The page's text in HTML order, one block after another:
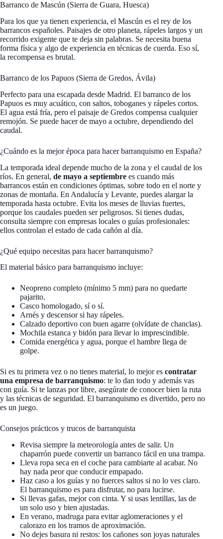
Barranco de Mascún (Sierra de Guara, Huesca)
Para los que ya tienen experiencia, el Mascún es el rey de los
barrancos españoles. Paisajes de otro planeta, rápeles largos y un
recorrido exigente que te deja sin palabras. Se necesita buena
forma física y algo de experiencia en técnicas de cuerda. Eso sí,
la recompensa es brutal.
Barranco de los Papuos (Sierra de Gredos, Ávila)
Perfecto para una escapada desde Madrid. El barranco de los
Papuos es muy acuático, con saltos, toboganes y rápeles cortos.
El agua está fría, pero el paisaje de Gredos compensa cualquier
remojón. Se puede hacer de mayo a octubre, dependiendo del
caudal.
¿Cuándo es la mejor época para hacer barranquismo en España?
La temporada ideal depende mucho de la zona y el caudal de los
ríos. En general, de mayo a septiembre es cuando más
barrancos están en condiciones óptimas, sobre todo en el norte y
zonas de montaña. En Andalucía y Levante, puedes alargar la
temporada hasta octubre. Evita los meses de lluvias fuertes,
porque los caudales pueden ser peligrosos. Si tienes dudas,
consulta siempre con empresas locales o guías profesionales:
ellos controlan el estado de cada cañón al día.
¿Qué equipo necesitas para hacer barranquismo?
El material básico para barranquismo incluye:
Neopreno completo (mínimo 5 mm) para no quedarte
pajarito.
Casco homologado, sí o sí.
Arnés y descensor si hay rápeles.
Calzado deportivo con buen agarre (olvídate de chanclas).
Mochila estanca y bidón para llevar lo imprescindible.
Comida energética y agua, porque el hambre llega de
golpe.
Si es tu primera vez o no tienes material, lo mejor es contratar
una empresa de barranquismo: te lo dan todo y además vas
con guía. Si te lanzas por libre, asegúrate de conocer bien la ruta
y las técnicas de seguridad. El barranquismo es divertido, pero no
es un juego.
Consejos prácticos y trucos de barranquista
Revisa siempre la meteorología antes de salir. Un
chaparrón puede convertir un barranco fácil en una trampa.
Lleva ropa seca en el coche para cambiarte al acabar. No
hay nada peor que conducir empapado.
Haz caso a los guías y no fuerces saltos si no lo ves claro.
El barranquismo es para disfrutar, no para lucirse.
Si llevas gafas, mejor con cinta. Y si usas lentillas, las de
un solo uso y bien ajustadas.
En verano, madruga para evitar aglomeraciones y el
calorazo en los tramos de aproximación.
No dejes basura ni restos: los cañones son joyas naturales